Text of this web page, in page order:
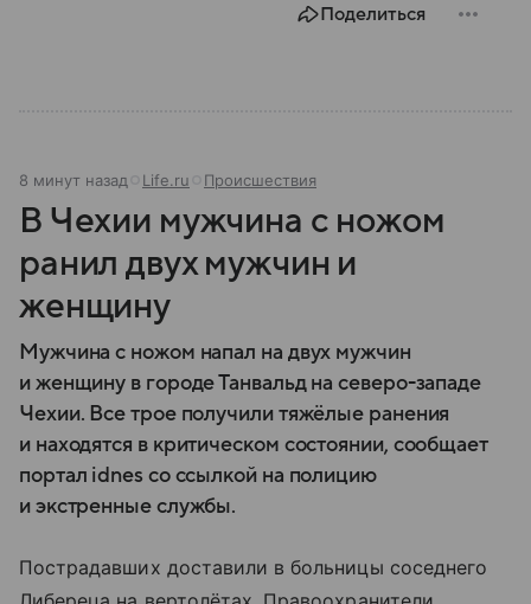
Поделиться
8 минут назад Life.ru Происшествия
В Чехии мужчина с ножом
ранил двух мужчин и
женщину
Мужчина с ножом напал на двух мужчин
и женщину в городе Танвальд на северо-западе
Чехии. Все трое получили тяжёлые ранения
и находятся в критическом состоянии, сообщает
портал idnes со ссылкой на полицию
и экстренные службы.
Пострадавших доставили в больницы соседнего